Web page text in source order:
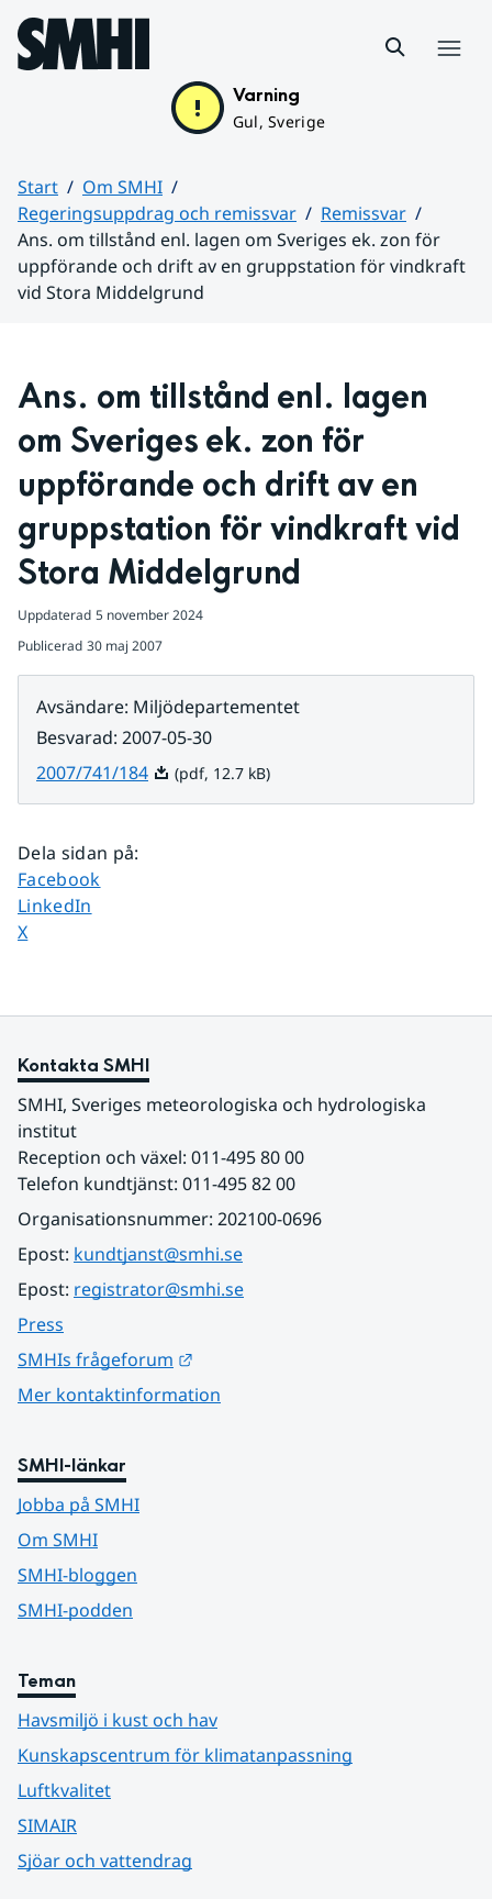
Hoppa till sidans innehåll
Varning
Gul, Sverige
Start
Om SMHI
Regeringsuppdrag och remissvar
Remissvar
Ans. om tillstånd enl. lagen om Sveriges ek. zon för
uppförande och drift av en gruppstation för vindkraft
vid Stora Middelgrund
Ans. om tillstånd enl. lagen
om Sveriges ek. zon för
uppförande och drift av en
gruppstation för vindkraft vid
Stora Middelgrund
Uppdaterad 5 november 2024
Publicerad 30 maj 2007
Avsändare: Miljödepartementet
Besvarad: 2007-05-30
2007/741/184Pdf, 12.7 kB.
(pdf, 12.7 kB)
Dela sidan på:
Dela sidan på
Facebook
Dela sidan på
LinkedIn
Dela sidan på
X
Kontakta SMHI
SMHI, Sveriges meteorologiska och hydrologiska
institut
Reception och växel: 011-495 80 00
Telefon kundtjänst: 011-495 82 00
Organisationsnummer: 202100-0696
Epost: kundtjanst@smhi.se
Epost: registrator@smhi.se
Press
SMHIs frågeforum
Mer kontaktinformation
SMHI-länkar
Jobba på SMHI
Om SMHI
SMHI-bloggen
SMHI-podden
Teman
Havsmiljö i kust och hav
Kunskapscentrum för klimatanpassning
Luftkvalitet
SIMAIR
Sjöar och vattendrag